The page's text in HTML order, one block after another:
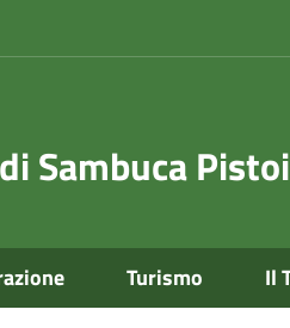
Sambuca
Turismo Il
06/06/2025 - chiusura